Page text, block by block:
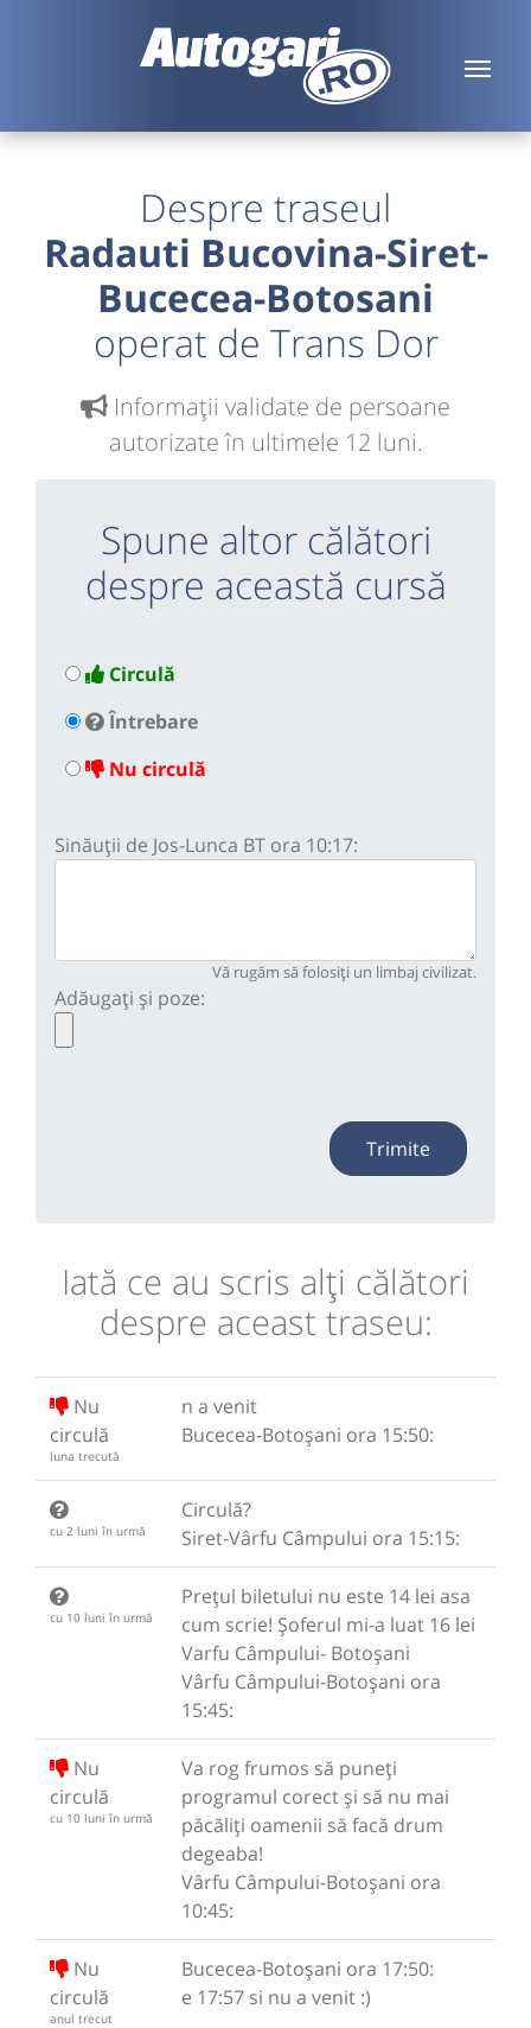
Despre traseul
Radauti Bucovina-Siret-
Bucecea-Botosani
operat de Trans Dor
Informaţii validate de persoane
autorizate în ultimele 12 luni.
Spune altor călători
despre această cursă
Circulă
Întrebare
Nu circulă
Sinăuții de Jos-Lunca BT ora 10:17:
Vă rugăm să folosiți un limbaj civilizat.
Adăugați și poze:
Trimite
Iată ce au scris alţi călători
despre aceast traseu:
Nu
circulă
luna trecută
n a venit
Bucecea-Botoșani ora 15:50:
cu 2 luni în urmă
Circulă?
Siret-Vârfu Câmpului ora 15:15:
cu 10 luni în urmă
Prețul biletului nu este 14 lei asa
cum scrie! Șoferul mi-a luat 16 lei
Varfu Câmpului- Botoșani
Vârfu Câmpului-Botoșani ora
15:45:
Nu
circulă
cu 10 luni în urmă
Va rog frumos să puneți
programul corect și să nu mai
păcăliți oamenii să facă drum
degeaba!
Vârfu Câmpului-Botoșani ora
10:45:
Nu
circulă
anul trecut
Bucecea-Botoșani ora 17:50:
e 17:57 si nu a venit :)